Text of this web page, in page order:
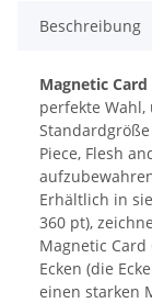
Beschreibung
Magnetic Card
perfekte
Standardgröße
Piece, Flesh
Erhältlich in
360 pt),
Magnetic Card
Ecken (die
einen starken